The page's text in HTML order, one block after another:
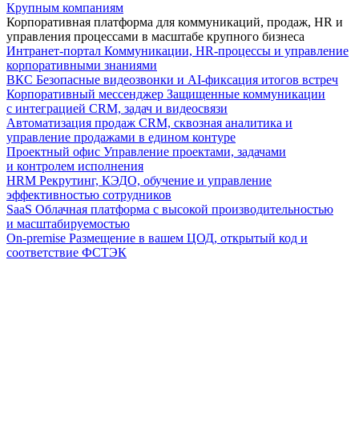
Крупным компаниям
Корпоративная платформа для коммуникаций, продаж, HR и
управления процессами в масштабе крупного бизнеса
Интранет-портал Коммуникации, HR-процессы и управление
корпоративными знаниями
ВКС Безопасные видеозвонки и AI-фиксация итогов встреч
Корпоративный мессенджер Защищенные коммуникации
с интеграцией CRM, задач и видеосвязи
Автоматизация продаж CRM, сквозная аналитика и
управление продажами в едином контуре
Проектный офис Управление проектами, задачами
и контролем исполнения
HRM Рекрутинг, КЭДО, обучение и управление
эффективностью сотрудников
SaaS Облачная платформа с высокой производительностью
и масштабируемостью
On-premise Размещение в вашем ЦОД, открытый код и
соответствие ФСТЭК